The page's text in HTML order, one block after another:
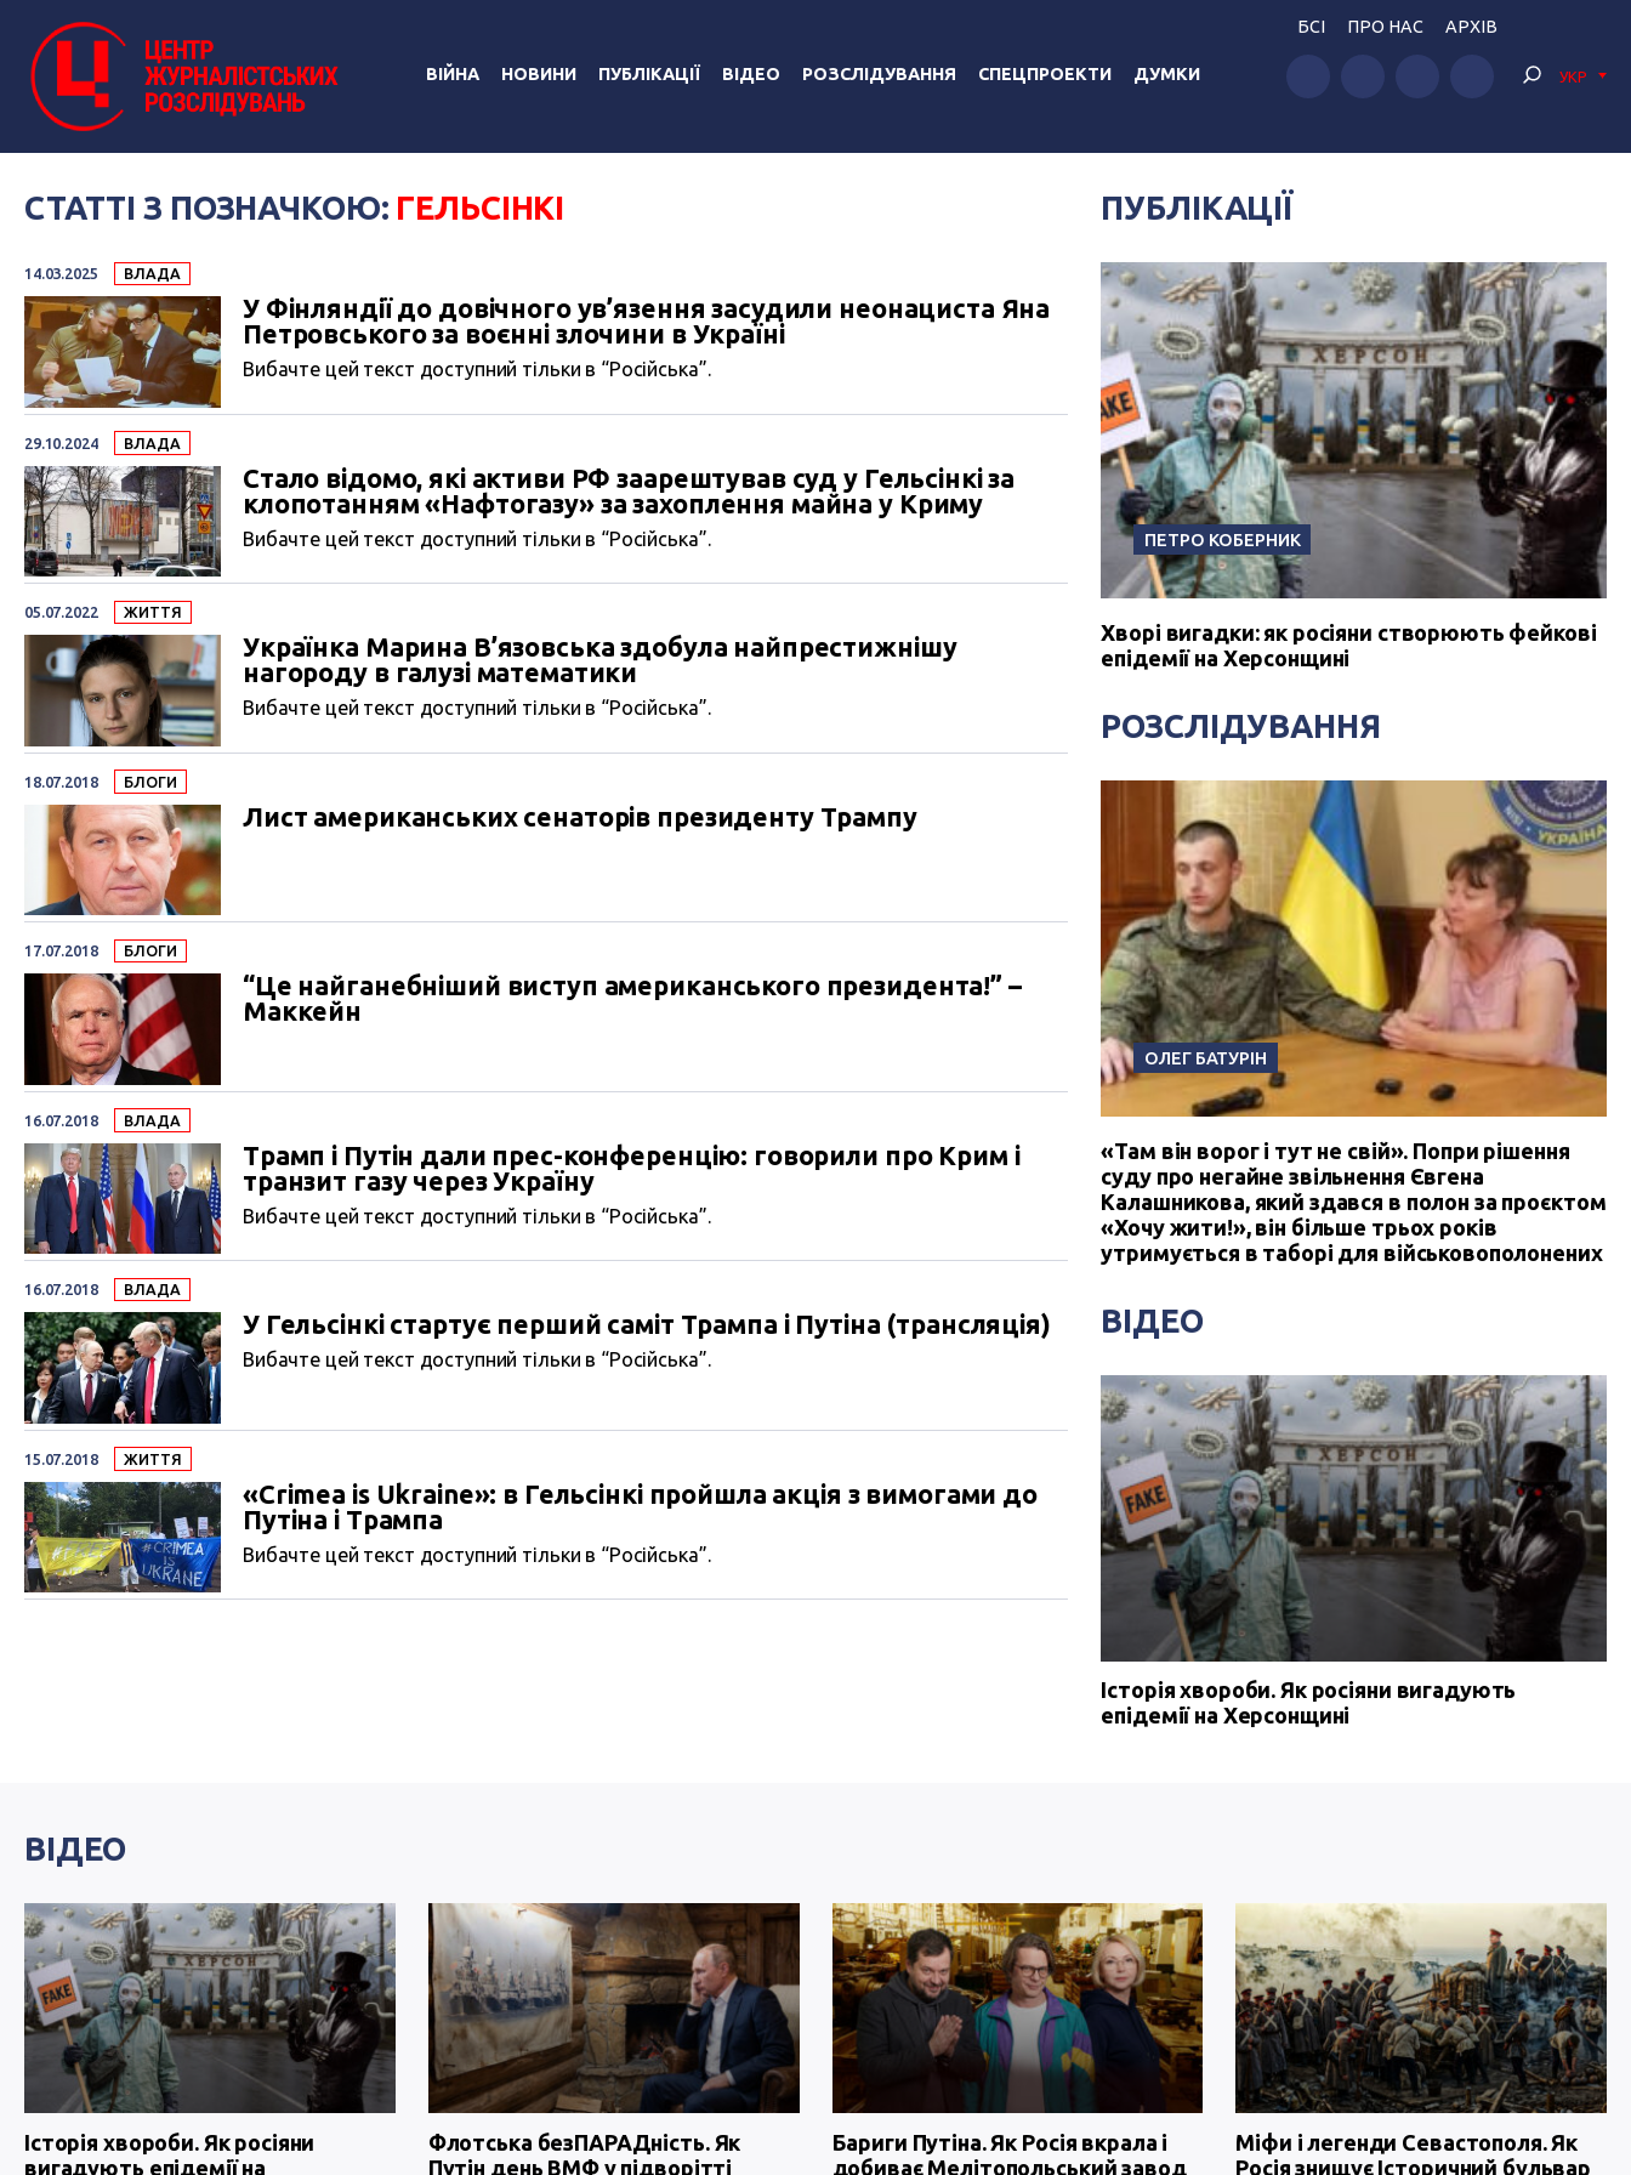
ВІЙНА НОВИНИ ПУБЛІКАЦІЇ ВІДЕО РОЗСЛІДУВАННЯ СПЕЦПРОЕКТИ ДУМКИ
БСІ ПРО НАС АРХІВ
УКР
СТАТТІ З ПОЗНАЧКОЮ: ГЕЛЬСІНКІ
14.03.2025 ВЛАДА
У Фінляндії до довічного ув’язення засудили неонациста Яна
Петровського за воєнні злочини в Україні
Вибачте цей текст доступний тільки в “Російська”.
29.10.2024 ВЛАДА
Стало відомо, які активи РФ заарештував суд у Гельсінкі за
клопотанням «Нафтогазу» за захоплення майна у Криму
Вибачте цей текст доступний тільки в “Російська”.
05.07.2022 ЖИТТЯ
Українка Марина В’язовська здобула найпрестижнішу
нагороду в галузі математики
Вибачте цей текст доступний тільки в “Російська”.
18.07.2018 БЛОГИ
Лист американських сенаторів президенту Трампу
17.07.2018 БЛОГИ
“Це найганебніший виступ американського президента!” –
Маккейн
16.07.2018 ВЛАДА
Трамп і Путін дали прес-конференцію: говорили про Крим і
транзит газу через Україну
Вибачте цей текст доступний тільки в “Російська”.
16.07.2018 ВЛАДА
У Гельсінкі стартує перший саміт Трампа і Путіна (трансляція)
Вибачте цей текст доступний тільки в “Російська”.
15.07.2018 ЖИТТЯ
«Crimea is Ukraine»: в Гельсінкі пройшла акція з вимогами до
Путіна і Трампа
Вибачте цей текст доступний тільки в “Російська”.
ПУБЛІКАЦІЇ
ПЕТРО КОБЕРНИК
Хворі вигадки: як росіяни створюють фейкові
епідемії на Херсонщині
РОЗСЛІДУВАННЯ
ОЛЕГ БАТУРІН
«Там він ворог і тут не свій». Попри рішення
суду про негайне звільнення Євгена
Калашникова, який здався в полон за проєктом
«Хочу жити!», він більше трьох років
утримується в таборі для військовополонених
ВІДЕО
Історія хвороби. Як росіяни вигадують
епідемії на Херсонщині
ВІДЕО
Історія хвороби. Як росіяни
вигадують епідемії на
Флотська безПАРАДність. Як
Путін день ВМФ у підворітті
Бариги Путіна. Як Росія вкрала і
добиває Мелітопольський завод
Міфи і легенди Севастополя. Як
Росія знищує Історичний бульвар